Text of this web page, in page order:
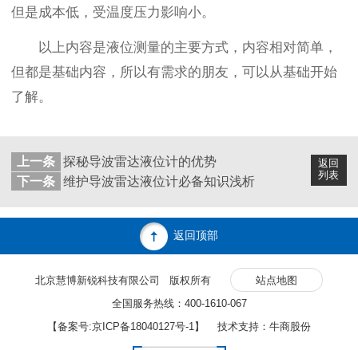
但是成本低，受温度压力影响小。
以上内容是液位测量的主要方式，内容相对简单，
但都是基础内容，所以有需求的朋友，可以从基础开始
了解。
返回
列表
上一条 探秘导波雷达液位计的优势
下一条 维护导波雷达液位计必备知识浅析
返回顶部
北京慧博新锐科技有限公司 版权所有
站点地图
全国服务热线：400-1610-067
【备案号:京ICP备18040127号-1】 技术支持：牛商股份